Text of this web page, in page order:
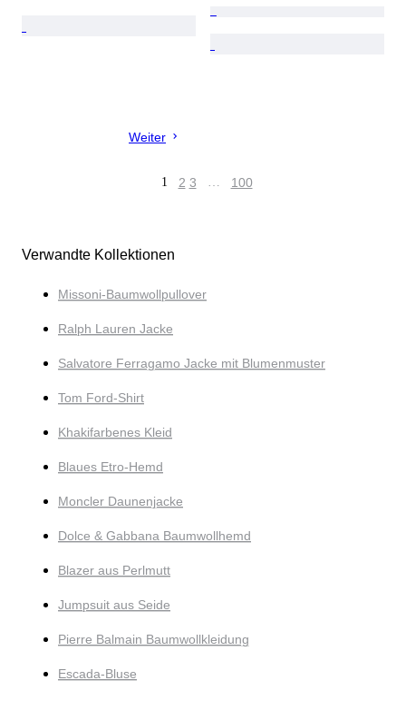
Weiter
1 2 3 … 100
Verwandte Kollektionen
Missoni-Baumwollpullover
Ralph Lauren Jacke
Salvatore Ferragamo Jacke mit Blumenmuster
Tom Ford-Shirt
Khakifarbenes Kleid
Blaues Etro-Hemd
Moncler Daunenjacke
Dolce & Gabbana Baumwollhemd
Blazer aus Perlmutt
Jumpsuit aus Seide
Pierre Balmain Baumwollkleidung
Escada-Bluse